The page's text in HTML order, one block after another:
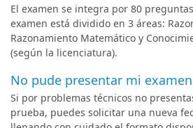
El examen se integra por 80
examen está dividido en 3 áreas:
Razonamiento Matemático y
(según la licenciatura).
No pude presentar mi
Si por problemas técnicos no
prueba, puedes solicitar una nueva